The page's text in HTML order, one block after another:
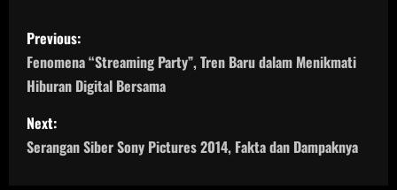
P
o
s
t
Previous:
Fenomena “Streaming Party”, Tren Baru dalam Menikmati
Hiburan Digital Bersama
Next:
Serangan Siber Sony Pictures 2014, Fakta dan Dampaknya